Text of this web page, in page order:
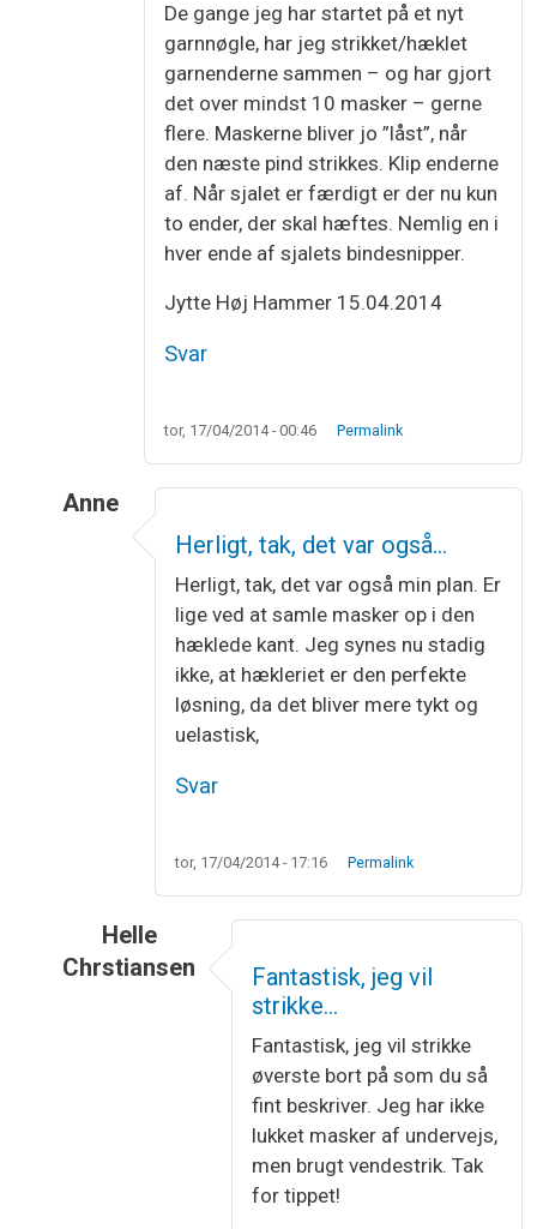
De gange jeg har startet på et nyt
garnnøgle, har jeg strikket/hæklet
garnenderne sammen – og har gjort
det over mindst 10 masker – gerne
flere. Maskerne bliver jo ”låst”, når
den næste pind strikkes. Klip enderne
af. Når sjalet er færdigt er der nu kun
to ender, der skal hæftes. Nemlig en i
hver ende af sjalets bindesnipper.
Jytte Høj Hammer 15.04.2014
Svar
tor, 17/04/2014 - 00:46 Permalink
Anne
Som svar til Kællingesjal afJytte Høj Hammer
Herligt, tak, det var også…
Herligt, tak, det var også min plan. Er
lige ved at samle masker op i den
hæklede kant. Jeg synes nu stadig
ikke, at hækleriet er den perfekte
løsning, da det bliver mere tykt og
uelastisk,
Svar
tor, 17/04/2014 - 17:16 Permalink
Helle
Chrstiansen
Kællingesjalaf
Fantastisk, jeg vil
strikke…
Fantastisk, jeg vil strikke
øverste bort på som du så
fint beskriver. Jeg har ikke
lukket masker af undervejs,
men brugt vendestrik. Tak
for tippet!